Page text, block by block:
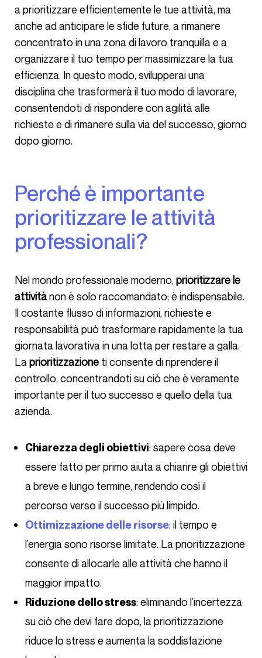
a prioritizzare efficientemente le tue attività, ma
anche ad anticipare le sfide future, a rimanere
concentrato in una zona di lavoro tranquilla e a
organizzare il tuo tempo per massimizzare la tua
efficienza. In questo modo, svilupperai una
disciplina che trasformerà il tuo modo di lavorare,
consentendoti di rispondere con agilità alle
richieste e di rimanere sulla via del successo, giorno
dopo giorno.
Perché è importante
prioritizzare le attività
professionali?​​
Nel mondo professionale moderno, prioritizzare le
attivitànon è solo raccomandato; è indispensabile.
Il costante flusso di informazioni, richieste e
responsabilità può trasformare rapidamente la tua
giornata lavorativa in una lotta per restare a galla.
La prioritizzazione ti consente di riprendere il
controllo, concentrandoti su ciò che è veramente
importante per il tuo successo e quello della tua
azienda.
Chiarezza degli obiettivi: sapere cosa deve
essere fatto per primo aiuta a chiarire gli obiettivi
a breve e lungo termine, rendendo così il
percorso verso il successo più limpido.
Ottimizzazione delle risorse: il tempo e
l’energia sono risorse limitate. La prioritizzazione
consente di allocarle alle attività che hanno il
maggior impatto.
Riduzione dello stress: eliminando l’incertezza
su ciò che devi fare dopo, la prioritizzazione
riduce lo stress e aumenta la soddisfazione